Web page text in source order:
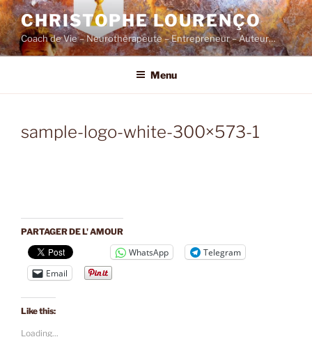
Skip
to
content
CHRISTOPHE LOURENÇO
Coach de Vie – Neurothérapeute – Entrepreneur – Auteur…
Menu
sample-logo-white-300×573-1
PARTAGER DE L' AMOUR
WhatsApp
Telegram
Email
Like this:
Loading...